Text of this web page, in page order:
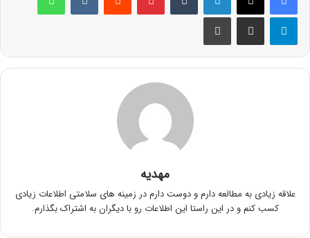
تلگرام اشتراک گذاری از طریق ایمیل چاپ
مهدیه
علاقه زیادی به مطالعه دارم و دوست دارم در زمینه های سلامتی اطلاعات زیادی
کسب کنم و در این راستا این اطلاعات رو با دیگران به اشتراک بگذارم.